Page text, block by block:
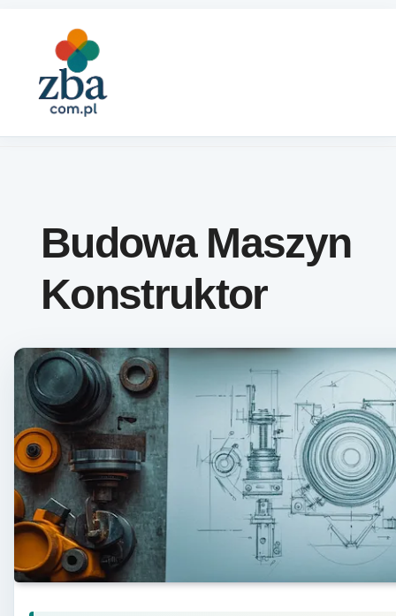
Budowa Maszyn
Konstruktor